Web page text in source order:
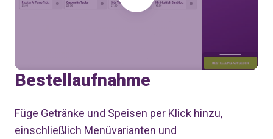
Bestellaufnahme
Füge Getränke und Speisen per Klick hinzu,
einschließlich Menüvarianten und